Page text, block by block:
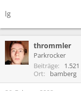
lg
thrommler
Parkrocker
Beiträge
1.521
Ort
bamberg